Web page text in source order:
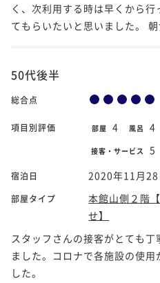
く、次利用する時は早くから
てもらいたいと思いました。 朝
50代後半
総合点
項目別評価 部屋 4 風呂 4
接客・サービス 5
宿泊日 2020年11月28
部屋タイプ
本館山側２階
せ】
スタッフさんの接客がとても
ました。コロナで各施設の使
した。